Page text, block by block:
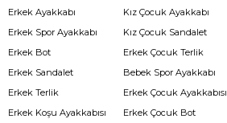
Erkek Ayakkabı
Erkek Spor Ayakkabı
Erkek Bot
Erkek Sandalet
Erkek Terlik
Erkek Koşu Ayakkabısı
Kız Çocuk Ayakkabı
Kız Çocuk Sandalet
Erkek Çocuk Terlik
Bebek Spor Ayakkabı
Erkek Çocuk Ayakkabısı
Erkek Çocuk Bot